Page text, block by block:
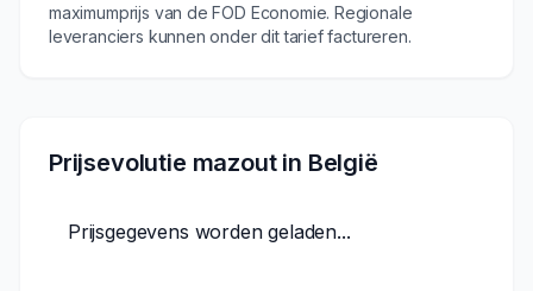
maximumprijs van de FOD Economie. Regionale
leveranciers kunnen onder dit tarief factureren.
Prijsevolutie mazout in België
Prijsgegevens worden geladen...